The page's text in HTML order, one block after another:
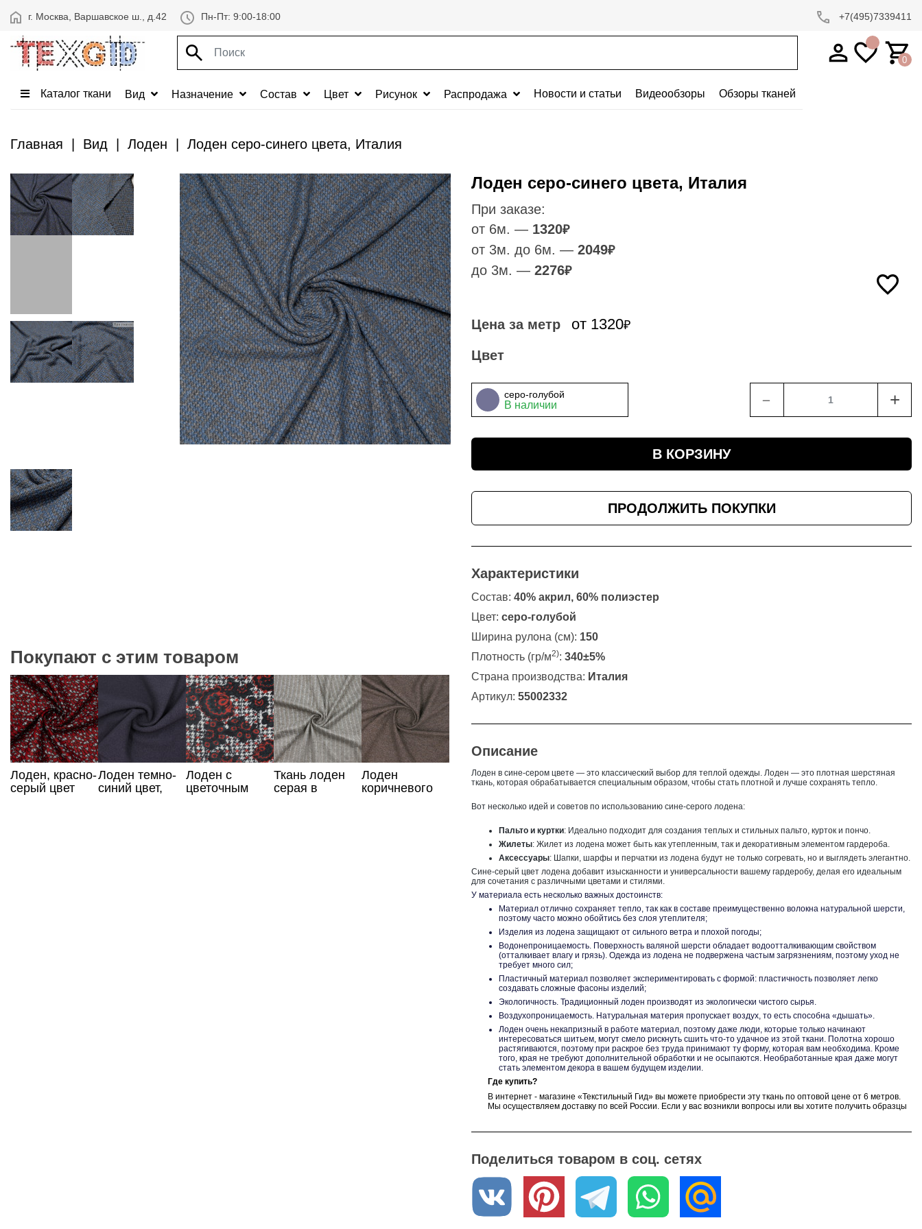
г. Москва, Варшавское ш., д.42 Пн-Пт: 9:00-18:00 +7(495)7339411
0
Каталог ткани Вид Назначение Состав Цвет Рисунок Распродажа Новости и статьи Видеообзоры Обзоры тканей
Главная Вид Лоден Лоден серо-синего цвета, Италия
Лоден серо-синего цвета, Италия
При заказе:
от 6м. — 1320₽
от 3м. до 6м. — 2049₽
до 3м. — 2276₽
Цена за метр от 1320₽
Цвет
серо-голубой
В наличии ﹣ +
В КОРЗИНУ
ПРОДОЛЖИТЬ ПОКУПКИ
Характеристики
Состав: 40% акрил, 60% полиэстер
Цвет: серо-голубой
Ширина рулона (см): 150
Плотность (гр/м2): 340±5%
Страна производства: Италия
Артикул: 55002332
Описание
Лоден в сине-сером цвете — это классический выбор для теплой одежды. Лоден — это плотная шерстяная
ткань, которая обрабатывается специальным образом, чтобы стать плотной и лучше сохранять тепло.
Вот несколько идей и советов по использованию сине-серого лодена:
Пальто и куртки: Идеально подходит для создания теплых и стильных пальто, курток и пончо.
Жилеты: Жилет из лодена может быть как утепленным, так и декоративным элементом гардероба.
Аксессуары: Шапки, шарфы и перчатки из лодена будут не только согревать, но и выглядеть элегантно.
Сине-серый цвет лодена добавит изысканности и универсальности вашему гардеробу, делая его идеальным
для сочетания с различными цветами и стилями.
У материала есть несколько важных достоинств:
Материал отлично сохраняет тепло, так как в составе преимущественно волокна натуральной шерсти,
поэтому часто можно обойтись без слоя утеплителя;
Изделия из лодена защищают от сильного ветра и плохой погоды;
Водонепроницаемость. Поверхность валяной шерсти обладает водоотталкивающим свойством
(отталкивает влагу и грязь). Одежда из лодена не подвержена частым загрязнениям, поэтому уход не
требует много сил;
Пластичный материал позволяет экспериментировать с формой: пластичность позволяет легко
создавать сложные фасоны изделий;
Экологичность. Традиционный лоден производят из экологически чистого сырья.
Воздухопроницаемость. Натуральная материя пропускает воздух, то есть способна «дышать».
Лоден очень некапризный в работе материал, поэтому даже люди, которые только начинают
интересоваться шитьем, могут смело рискнуть сшить что-то удачное из этой ткани. Полотна хорошо
растягиваются, поэтому при раскрое без труда принимают ту форму, которая вам необходима. Кроме
того, края не требуют дополнительной обработки и не осыпаются. Необработанные края даже могут
стать элементом декора в вашем будущем изделии.
Где купить?
В интернет - магазине «Текстильный Гид» вы можете приобрести эту ткань по оптовой цене от 6 метров.
Мы осуществляем доставку по всей России. Если у вас возникли вопросы или вы хотите получить образцы
Поделиться товаром в соц. сетях
Покупают с этим товаром
Лоден, красно-
серый цвет
Лоден темно-
синий цвет,
Лоден с
цветочным
Ткань лоден
серая в
Лоден
коричневого